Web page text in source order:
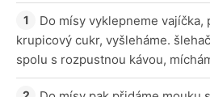
Do mísy vyklepneme vajíčka,
krupicový cukr, vyšleháme.
spolu s rozpustnou kávou,